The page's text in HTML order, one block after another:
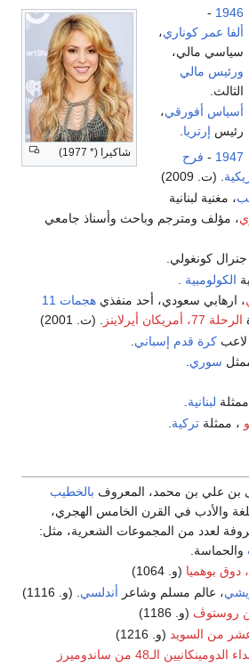
شاكيرا (* 1977)
1946
-
ألفا عمر كوناري،
سياسي مالي،
ورئيس مالي
الثالث.
أسياس أفورقي،
رئيس إرتريا.
1947
- فرح
. (ت. 2009)
، مغنية لبنانية
، مؤلف ومترجم وباحث وأسناذ جامعي
جنرال كونغولي.
الكولومبية
، ارهابي سعودي، أحد منفذي
هجمات 11
الرحلة 77، أمريكان أيرلاينز
. (ت. 2001)
لاعبكرة قدم إسباني
سوري
لبنانية.
، ممثلة تركية
بن علي بن محمد، المعروف بالخطيب
والأدب في القرن الخامس الهجري،
لعدد من المجموعات الشعرية، مثل:
والحماسة.
دوق بوهميا (و. 1064)
، عالم مسلم وشاعر أندلسي . (و. 1116)
روستوڤ (و. 1186)
من السويد (و. 1216)
الـ48 من ساندوميرز